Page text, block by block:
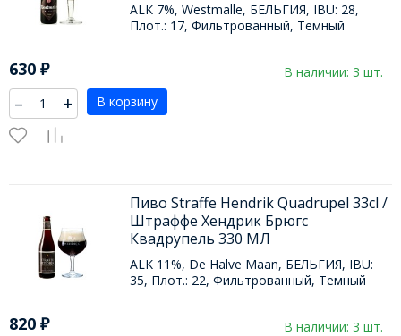
ALK 7%, Westmalle, БЕЛЬГИЯ, IBU: 28,
Плот.: 17, Фильтрованный, Темный
630 ₽ В наличии: 3 шт.
– + В корзину
Пиво Straffe Hendrik Quadrupel 33cl /
Штраффе Хендрик Брюгс
Квадрупель 330 МЛ
ALK 11%, De Halve Maan, БЕЛЬГИЯ, IBU:
35, Плот.: 22, Фильтрованный, Темный
820 ₽ В наличии: 3 шт.